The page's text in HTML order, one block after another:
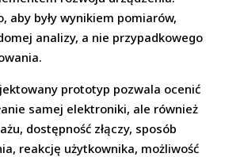
aby były wynikiem pomiarów,
analizy, a nie przypadkowego
prototyp pozwala ocenić
samej elektroniki, ale również
dostępność złączy, sposób
reakcję użytkownika, możliwość